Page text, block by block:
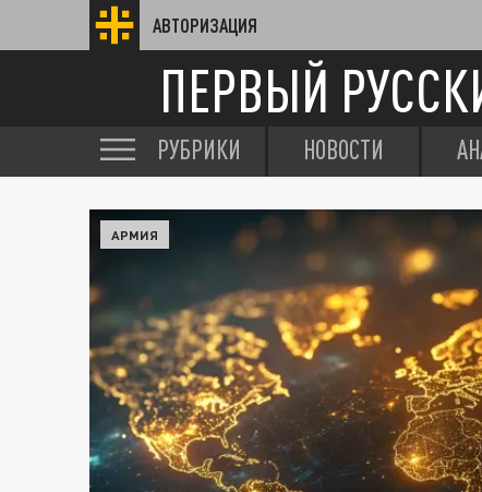
АВТОРИЗАЦИЯ
ПЕРВЫЙ
РУБРИКИ НОВОСТИ
АРМИЯ